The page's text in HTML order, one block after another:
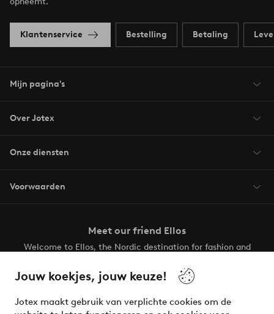
Jouw koekjes, jouw keuze!
Jotex maakt gebruik van verplichte cookies om de
Klantenservice Bestelling Betaling
Mijn pagina's
Over Jotex
Onze diensten
Voorwaarden
Meet our friend Ellos
Welcome to Ellos, the Nordic destination for fashion and
your wardrobe. Your next inspiring look is here!